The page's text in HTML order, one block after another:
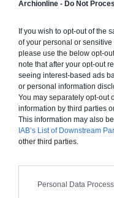
Archionline - Do Not
If you wish to opt-out of the
of your personal or
please use the below opt-
note that after your opt-out
seeing interest-based ads
or personal information
You may separately opt-out
information by third parties
This information may also
IAB’s List of Downstream
other third parties.
Personal Data
UNE
(CROQUIS, PLANS,
Avec des croquis et
amont, que les travaux
et des changements
Les moyens
d’abord sur l’écran
des matériaux, coloris
d’ensemble du projet et